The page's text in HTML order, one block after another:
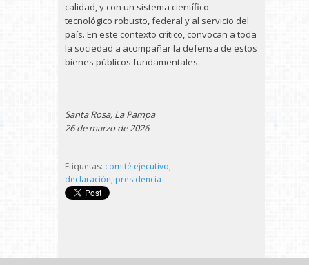
calidad, y con un sistema científico
tecnológico robusto, federal y al servicio del
país. En este contexto crítico, convocan a toda
la sociedad a acompañar la defensa de estos
bienes públicos fundamentales.
Santa Rosa, La Pampa
26 de marzo de 2026
Etiquetas: comité ejecutivo,
declaración, presidencia